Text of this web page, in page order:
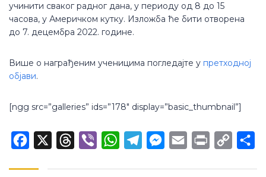
учинити сваког радног дана, у периоду од 8 до 15
часова, у Америчком кутку. Изложба ће бити отворена
до 7. децембра 2022. године.
Више о награђеним ученицима погледајте у претходној
објави.
[ngg src=”galleries” ids=”178″ display=”basic_thumbnail”]
Facebook Threads
Viber WhatsAppTelegramMessenger
Email Print
Copy